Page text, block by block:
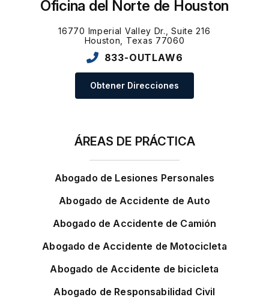
Oficina del Norte de Houston
16770 Imperial Valley Dr., Suite 216
Houston, Texas 77060
833-OUTLAW6
Obtener Direcciones
ÁREAS DE PRÁCTICA
Abogado de Lesiones Personales
Abogado de Accidente de Auto
Abogado de Accidente de Camión
Abogado de Accidente de Motocicleta
Abogado de Accidente de bicicleta
Abogado de Responsabilidad Civil